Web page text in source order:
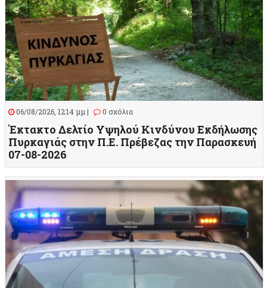
06/08/2026, 12:14 μμ | 0 σχόλια
Έκτακτο Δελτίο Υψηλού Κινδύνου Εκδήλωσης
Πυρκαγιάς στην Π.Ε. Πρέβεζας την Παρασκευή
07-08-2026